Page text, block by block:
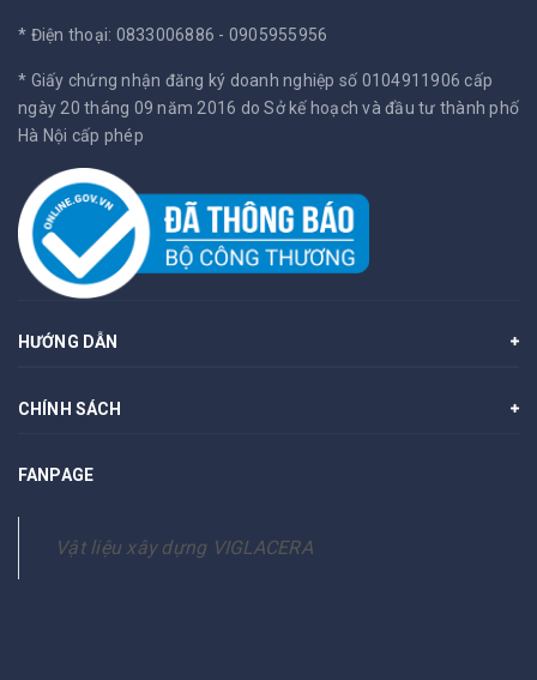
* Điện thoại: 0833006886 - 0905955956
* Giấy chứng nhận đăng ký doanh nghiệp số 0104911906 cấp
ngày 20 tháng 09 năm 2016 do Sở kế hoạch và đầu tư thành phố
Hà Nội cấp phép
HƯỚNG DẪN
CHÍNH SÁCH
FANPAGE
Vật liệu xây dựng VIGLACERA